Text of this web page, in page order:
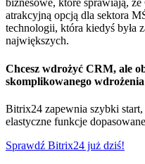
biznesowe, które sprawiają,
atrakcyjną opcją dla sektora
technologii, która kiedyś była
największych.
Chcesz wdrożyć CRM, ale
skomplikowanego
Bitrix24 zapewnia szybki
elastyczne funkcje
Sprawdź Bitrix24 już dziś!